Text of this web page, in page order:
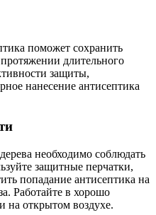
поможет сохранить
длительного
защиты,
нанесение антисептика
необходимо соблюдать
защитные перчатки,
попадание антисептика на
Работайте в хорошо
на открытом воздухе.